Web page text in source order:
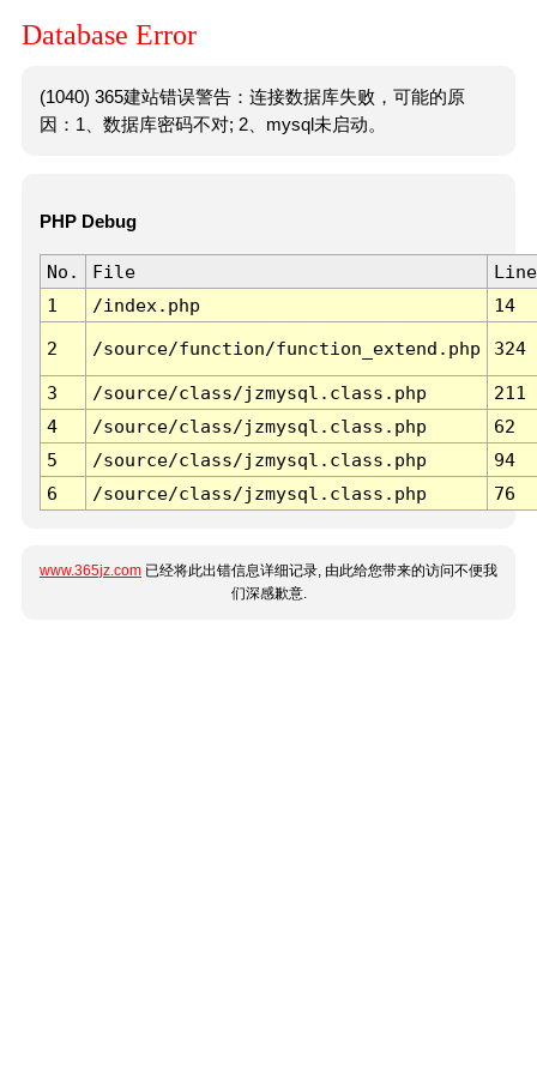
Database Error
(1040) 365建站错误警告：连接数据库失败，可能的原
因：1、数据库密码不对; 2、mysql未启动。
PHP Debug
No. File
Line
1
/index.php 14
2 /source/function/function_extend.php 324
3 /source/class/jzmysql.class.php
211
4
/source/class/jzmysql.class.php
62
5
/source/class/jzmysql.class.php
94
6
/source/class/jzmysql.class.php 76
www.365jz.com 已经将此出错信息详细记录, 由此给您带来的访问不便我
们深感歉意.